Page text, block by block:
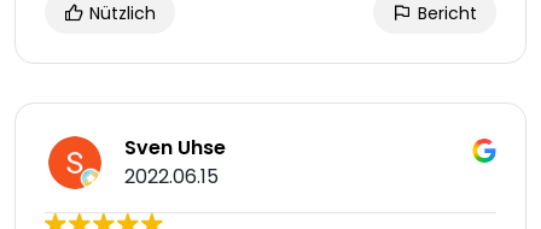
Nützlich Bericht
Sven Uhse
2022.06.15